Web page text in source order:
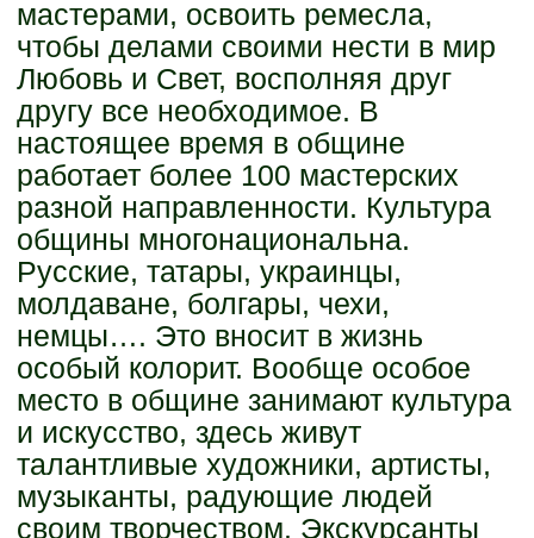
мастерами, освоить ремесла,
чтобы делами своими нести в мир
Любовь и Свет, восполняя друг
другу все необходимое. В
настоящее время в общине
работает более 100 мастерских
разной направленности. Культура
общины многонациональна.
Русские, татары, украинцы,
молдаване, болгары, чехи,
немцы…. Это вносит в жизнь
особый колорит. Вообще особое
место в общине занимают культура
и искусство, здесь живут
талантливые художники, артисты,
музыканты, радующие людей
своим творчеством. Экскурсанты